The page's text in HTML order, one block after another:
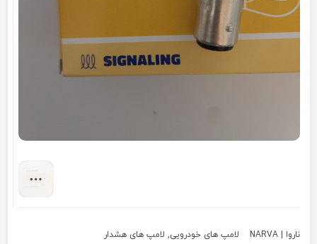
ناروا | NARVA لامپ های خودرویی, لامپ های هشدار